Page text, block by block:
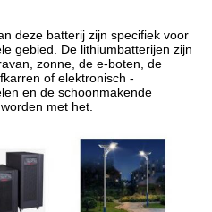
deze batterij zijn specifiek voor
gebied. De lithiumbatterijen zijn
zonne, de e-boten, de
of elektronisch -
en de schoonmakende
met het.